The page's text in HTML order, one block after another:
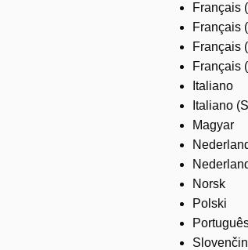
Français
Français
Français
Français
Italiano
Italiano
Magyar
Norsk
Polski